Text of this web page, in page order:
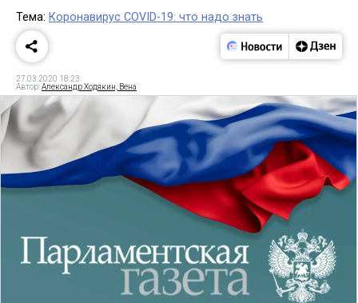
Тема: Коронавирус COVID-19: что надо знать
27.03.2020 18:23
Автор:Александр Ходякин, Вена